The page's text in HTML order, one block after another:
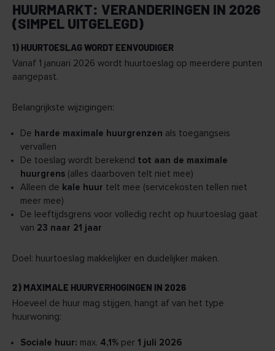
HUURMARKT: VERANDERINGEN IN 2026
(SIMPEL UITGELEGD)
1) HUURTOESLAG WORDT EENVOUDIGER
Vanaf 1 januari 2026 wordt huurtoeslag op meerdere punten
aangepast.
Belangrijkste wijzigingen:
De harde maximale huurgrenzen als toegangseis
vervallen
De toeslag wordt berekend tot aan de maximale
huurgrens(alles daarboven telt niet mee)
Alleen de kale huur telt mee (servicekosten tellen niet
meer mee)
De leeftijdsgrens voor volledig recht op huurtoeslag gaat
van 23 naar 21 jaar
Doel: huurtoeslag makkelijker en duidelijker maken.
2) MAXIMALE HUURVERHOGINGEN IN 2026
Hoeveel de huur mag stijgen, hangt af van het type
huurwoning:
Sociale huur: max. 4,1%per 1 juli 2026